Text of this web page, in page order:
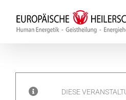
Inhalt
springen
DIESE